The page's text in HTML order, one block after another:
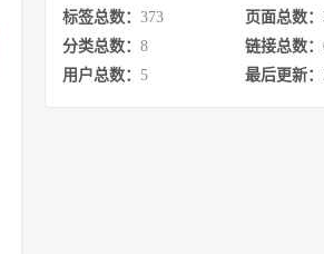
标签总数： 373 页面总数：
分类总数： 8 链接总数：
用户总数： 5 最后更新：